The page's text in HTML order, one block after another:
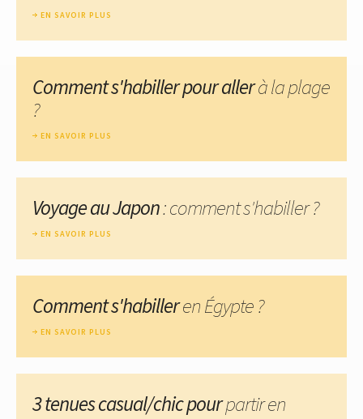
EN SAVOIR PLUS
Comment s'habiller pour allerà la plage
?
EN SAVOIR PLUS
Voyage au Japon: comment s'habiller ?
EN SAVOIR PLUS
Comment s'habilleren Égypte ?
EN SAVOIR PLUS
3 tenues casual/chic pourpartir en